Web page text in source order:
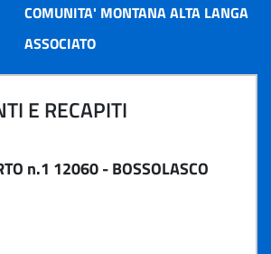
COMUNITA' MONTANA ALTA LANGA
ASSOCIATO
E RECAPITI
n.1 12060 - BOSSOLASCO